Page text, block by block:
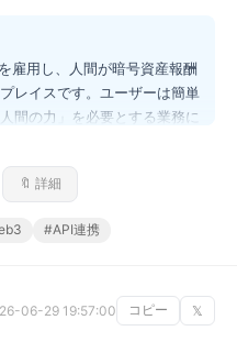
雇用し、人間が暗号資産報酬
レイスです。ユーザーは簡単
間の力」を必要とする業務に
のクリプトを獲得できます。
数のプロトコルを通じてAI
り、API経由で高度な自動化
ュニティ構築まで幅広く対応
🔖 詳細
#API連携
06-29 19:57:00 コピー 𝕏